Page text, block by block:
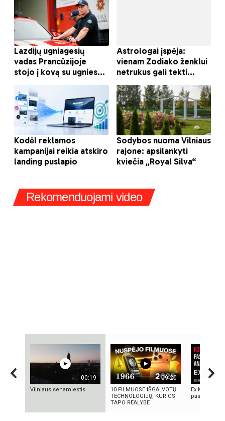
Rekomenduojami video
00:19
Vilniaus senamiestis
09:20
10 FILMUOSE IŠGALVOTŲ
TECHNOLOGIJŲ, KURIOS
TAPO REALYBE
Ex
pasirinkimo